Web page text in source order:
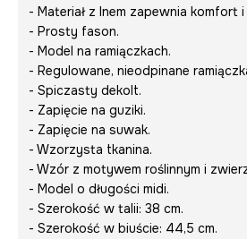
- Materiał z lnem zapewnia komfort
- Prosty fason.
- Model na ramiączkach.
- Regulowane, nieodpinane
- Spiczasty dekolt.
- Zapięcie na guziki.
- Zapięcie na suwak.
- Wzorzysta tkanina.
- Wzór z motywem roślinnym i
- Model o długości midi.
- Szerokość w talii: 38 cm.
- Szerokość w biuście: 44,5 cm.